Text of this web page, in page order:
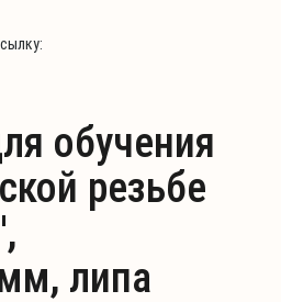
обучения
резьбе
липа